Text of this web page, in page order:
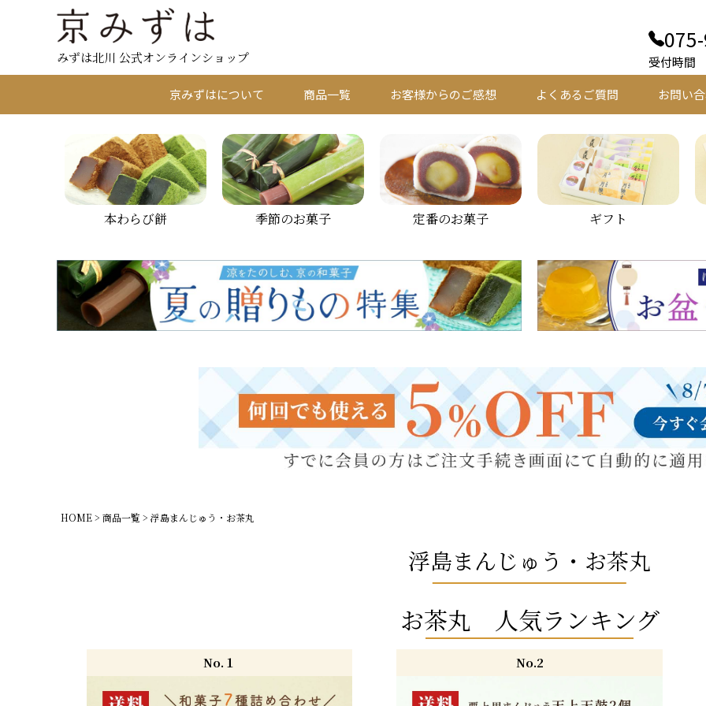
みずは北川 公式オンラインショップ
受付時間
京みずはについて
商品一覧 お客様からのご感想 よくあるご質問 お問い
本わらび餅 季節のお菓子 定番のお菓子 ギフト
HOME 商品一覧 浮島まんじゅう・お茶丸
浮島まんじゅう・お茶丸
お茶丸 人気ランキング
No.１ No.2